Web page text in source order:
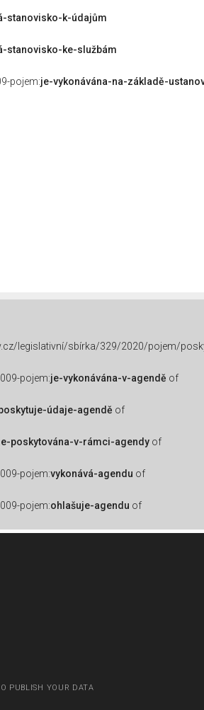
stanovisko-k-údajům
stanovisko-ke-službám
pojem:je-vykonávána-na-základě-
legislativní/sbírka/329/2020/pojem/
pojem:je-vykonávána-v-agendě of
údaje-agendě of
poskytována-v-rámci-agendy of
pojem:vykonává-agendu of
pojem:ohlašuje-agendu of
PUBLISH YOUR DATA